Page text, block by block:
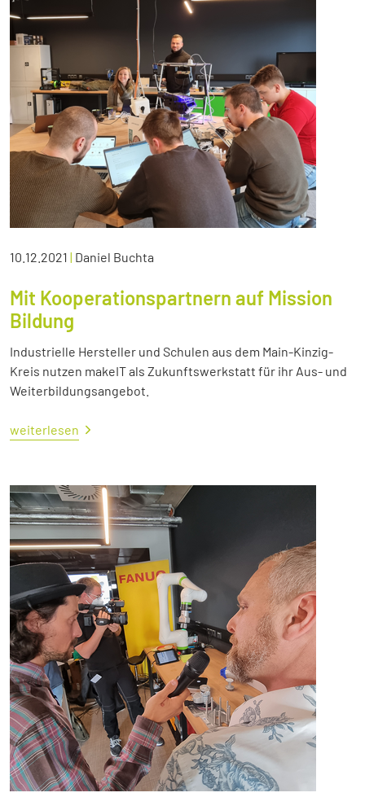
10.12.2021 | Daniel Buchta
Mit Kooperationspartnern auf Mission
Bildung
Industrielle Hersteller und Schulen aus dem Main-Kinzig-
Kreis nutzen makeIT als Zukunftswerkstatt für ihr Aus- und
Weiterbildungsangebot.
weiterlesen